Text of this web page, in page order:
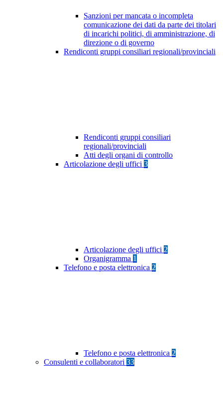
Sanzioni per mancata o incompleta
comunicazione dei dati da parte dei titolari
di incarichi politici, di amministrazione, di
direzione o di governo
Rendiconti gruppi consiliari regionali/provinciali
Rendiconti gruppi consiliari
regionali/provinciali
Atti degli organi di controllo
Articolazione degli uffici 3
Articolazione degli uffici 2
Organigramma 1
Telefono e posta elettronica 2
Telefono e posta elettronica 2
Consulenti e collaboratori 33